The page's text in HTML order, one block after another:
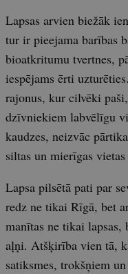
Lapsas arvien biežāk
tur ir pieejama barības
bioatkritumu tvertnes,
iespējams ērti
rajonus, kur cilvēki
dzīvniekiem labvēlīgu
kaudzes, neizvāc
siltas un mierīgas
Lapsa pilsētā pati par
redz ne tikai Rīgā, bet
manītas ne tikai lapsas,
aļņi. Atšķirība vien tā,
satiksmes, trokšņiem